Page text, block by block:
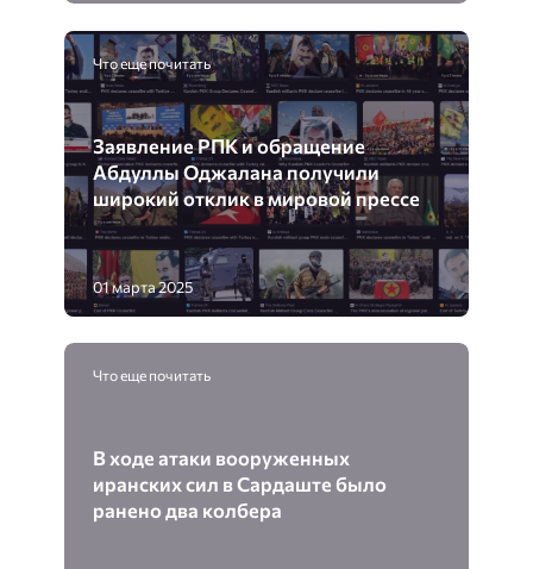
Что еще почитать
Заявление РПК и обращение
Абдуллы Оджалана получили
широкий отклик в мировой прессе
01 марта 2025
Что еще почитать
В ходе атаки вооруженных
иранских сил в Сардаште было
ранено два колбера